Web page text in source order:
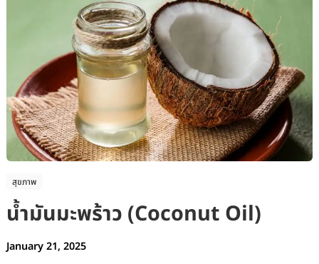
สุขภาพ
น้ำมันมะพร้าว (Coconut Oil)
January 21, 2025